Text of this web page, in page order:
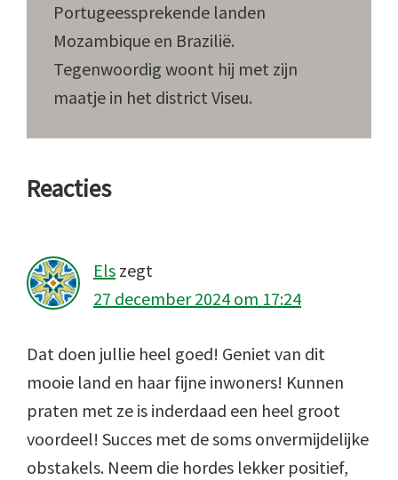
Portugeessprekende landen
Mozambique en Brazilië.
Tegenwoordig woont hij met zijn
maatje in het district Viseu.
Lees
Reacties
Els zegt
27 december 2024 om 17:24
Dat doen jullie heel goed! Geniet van dit
mooie land en haar fijne inwoners! Kunnen
praten met ze is inderdaad een heel groot
voordeel! Succes met de soms onvermijdelijke
obstakels. Neem die hordes lekker positief,